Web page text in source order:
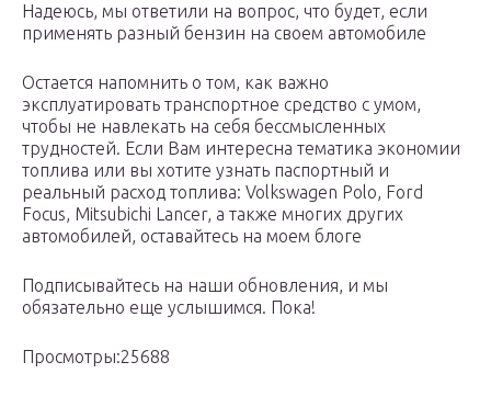
Надеюсь, мы ответили на вопрос, что будет, если
применять разный бензин на своем автомобиле
Остается напомнить о том, как важно
эксплуатировать транспортное средство с умом,
чтобы не навлекать на себя бессмысленных
трудностей. Если Вам интересна тематика экономии
топлива или вы хотите узнать паспортный и
реальный расход топлива: Volk­swa­gen Polo, Ford
Focus, Mit­subichi Lancer, а также многих других
автомобилей, оставайтесь на моем блоге
Подписывайтесь на наши обновления, и мы
обязательно еще услышимся. Пока!
Просмотры:25688